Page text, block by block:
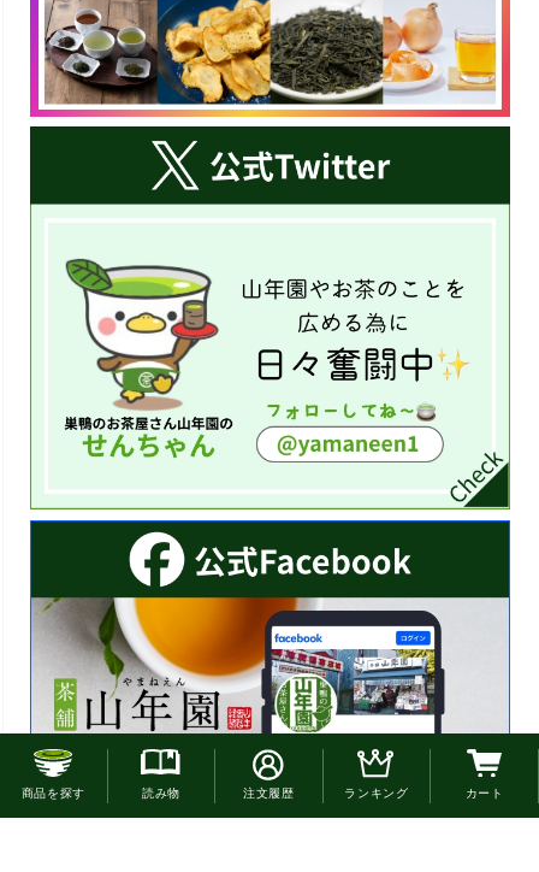
お電話でのご注文はこちら
商品を探す 読み物 注文履歴 ランキング カート